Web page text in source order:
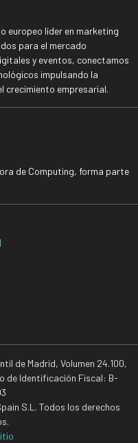
europeo líder en marketing
para el mercado
y eventos, conectamos
impulsando la
crecimiento empresarial.
de Computing, forma parte
de Madrid, Volumen 24.100,
de Identificación Fiscal: B-
S.L. Todos los derechos